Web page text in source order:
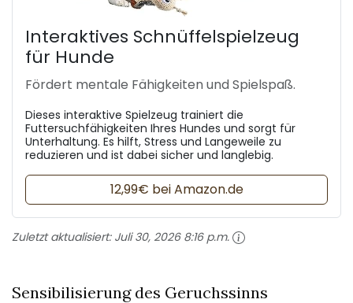
Interaktives Schnüffelspielzeug
für Hunde
Fördert mentale Fähigkeiten und Spielspaß.
Dieses interaktive Spielzeug trainiert die
Futtersuchfähigkeiten Ihres Hundes und sorgt für
Unterhaltung. Es hilft, Stress und Langeweile zu
reduzieren und ist dabei sicher und langlebig.
12,99€ bei Amazon.de
Zuletzt aktualisiert: Juli 30, 2026 8:16 p.m.
Sensibilisierung des Geruchssinns